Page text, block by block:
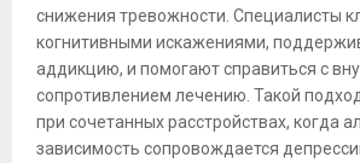
снижения тревожности. Специалисты
когнитивными искажениями,
аддикцию, и помогают справиться с
сопротивлением лечению. Такой
при сочетанных расстройствах, когда
зависимость сопровождается